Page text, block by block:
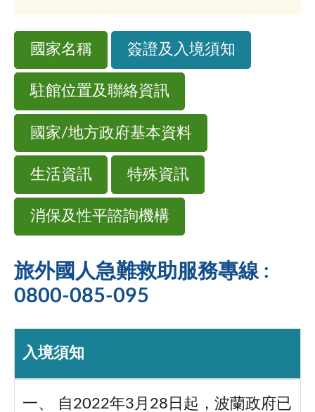
國家名稱 簽證及入境須知
駐館位置及聯絡資訊
國家/地方政府基本資料
生活資訊 特殊資訊
消保及性平諮詢機構
旅外國人急難救助服務專線 :
0800-085-095
入境須知
一、 自2022年3月28日起，波蘭政府已